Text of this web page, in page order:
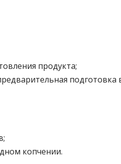
продукта;
подготовка
копчении.